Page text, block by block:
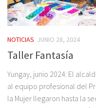
NOTICIAS JUNIO 28, 2024
Taller Fantasía
Yungay, junio 2024: El
al equipo profesional del
la Mujer llegaron hasta la